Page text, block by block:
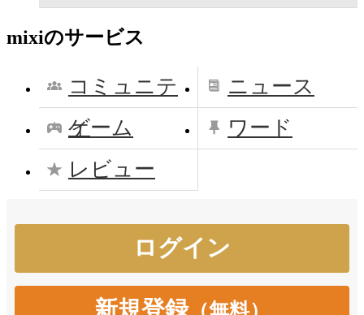
mixiのサービス
コミュニテ
ィ
ニュース
ゲーム
ワード
レビュー
新規登録（無料）